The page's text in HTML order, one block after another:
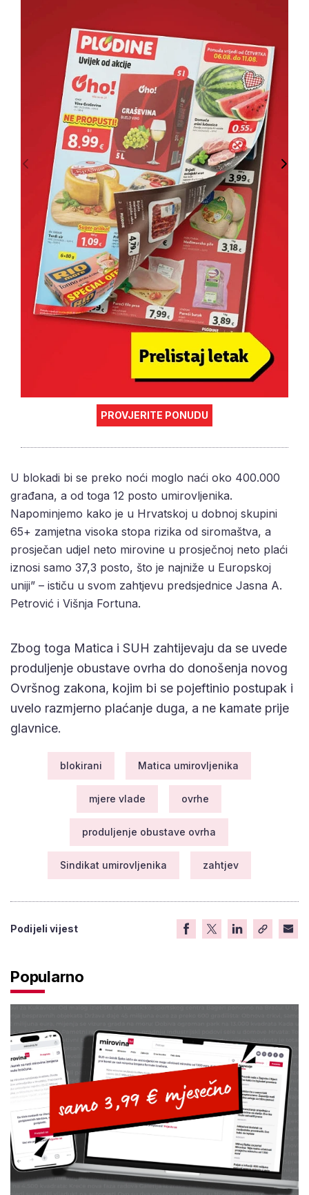
PROVJERITE PONUDU
U blokadi bi se preko noći moglo naći oko 400.000
građana, a od toga 12 posto umirovljenika.
Napominjemo kako je u Hrvatskoj u dobnoj skupini
65+ zamjetna visoka stopa rizika od siromaštva, a
prosječan udjel neto mirovine u prosječnoj neto plaći
iznosi samo 37,3 posto, što je najniže u Europskoj
uniji” – ističu u svom zahtjevu predsjednice Jasna A.
Petrović i Višnja Fortuna.
Zbog toga Matica i SUH zahtijevaju da se uvede
produljenje obustave ovrha do donošenja novog
Ovršnog zakona, kojim bi se pojeftinio postupak i
uvelo razmjerno plaćanje duga, a ne kamate prije
glavnice.
blokirani Matica umirovljenika
mjere vlade ovrhe
produljenje obustave ovrha
Sindikat umirovljenika zahtjev
Podijeli vijest
Popularno